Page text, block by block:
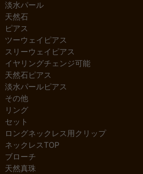
淡水パール
天然石
ピアス
ツーウェイピアス
スリーウェイピアス
イヤリングチェンジ可能
天然石ピアス
淡水パールピアス
その他
リング
セット
ロングネックレス用クリップ
ネックレスTOP
ブローチ
天然真珠